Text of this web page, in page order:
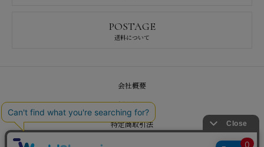
POSTAGE
送料について
会社概要
採用情報
特定商取引法
プライバシーポリシー